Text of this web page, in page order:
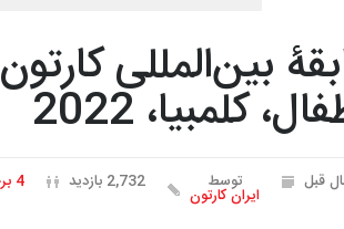
بین‌المللی کارتون
کلمبیا، 2022
توسط
ایران کارتون
2,732 بازدید 4 برچسب